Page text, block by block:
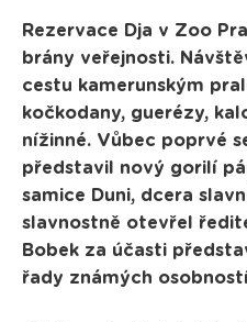
Rezervace Dja v Zoo
brány veřejnosti.
cestu kamerunským
kočkodany, guerézy,
nížinné. Vůbec poprvé
představil nový gorilí
samice Duni, dcera
slavnostně otevřel
Bobek za účasti
řady známých